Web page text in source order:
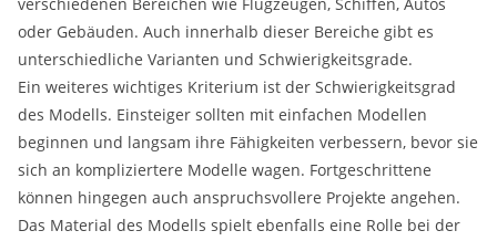
oder Gebäuden. Auch innerhalb dieser Bereiche gibt es
unterschiedliche Varianten und Schwierigkeitsgrade.
Ein weiteres wichtiges Kriterium ist der Schwierigkeitsgrad
des Modells. Einsteiger sollten mit einfachen Modellen
beginnen und langsam ihre Fähigkeiten verbessern, bevor sie
sich an kompliziertere Modelle wagen. Fortgeschrittene
können hingegen auch anspruchsvollere Projekte angehen.
Das Material des Modells spielt ebenfalls eine Rolle bei der